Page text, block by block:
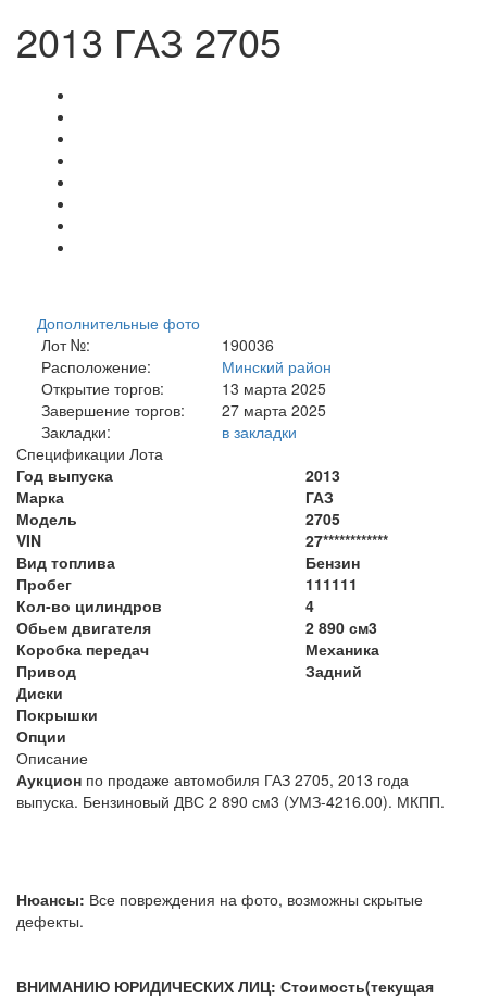
2013 ГАЗ 2705
Дополнительные фото
Лот №:
190036
Расположение:
Минский район
Открытие торгов:
13 марта 2025
Завершение торгов:
27 марта 2025
Закладки:
в закладки
Спецификации Лота
Год выпуска
2013
Марка
ГАЗ
Модель
2705
VIN
27************
Вид топлива
Бензин
Пробег
111111
Кол-во цилиндров
4
Обьем двигателя
2 890 см3
Коробка передач
Механика
Привод
Задний
Диски
Покрышки
Опции
Описание
Аукцион по продаже автомобиля ГАЗ 2705, 2013 года
выпуска. Бензиновый ДВС 2 890 см3 (УМЗ-4216.00). МКПП.
Нюансы: Все повреждения на фото, возможны скрытые
дефекты.
ВНИМАНИЮ ЮРИДИЧЕСКИХ ЛИЦ: Стоимость(текущая